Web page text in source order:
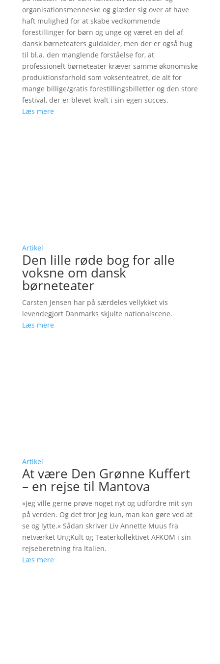
organisationsmenneske og glæder sig over at have
haft mulighed for at skabe vedkommende
forestillinger for børn og unge og været en del af
dansk børneteaters guldalder, men der er også hug
til bl.a. den manglende forståelse for, at
professionelt børneteater kræver samme økonomiske
produktionsforhold som voksenteatret, de alt for
mange billige/gratis forestillingsbilletter og den store
festival, der er blevet kvalt i sin egen succes.
Læs mere
Artikel
Den lille røde bog for alle
voksne om dansk
børneteater
Carsten Jensen har på særdeles vellykket vis
levendegjort Danmarks skjulte nationalscene.
Læs mere
Artikel
At være Den Grønne Kuffert
– en rejse til Mantova
»Jeg ville gerne prøve noget nyt og udfordre mit syn
på verden. Og det tror jeg kun, man kan gøre ved at
se og lytte.« Sådan skriver Liv Annette Muus fra
netværket UngKult og Teaterkollektivet AFKOM i sin
rejseberetning fra Italien.
Læs mere